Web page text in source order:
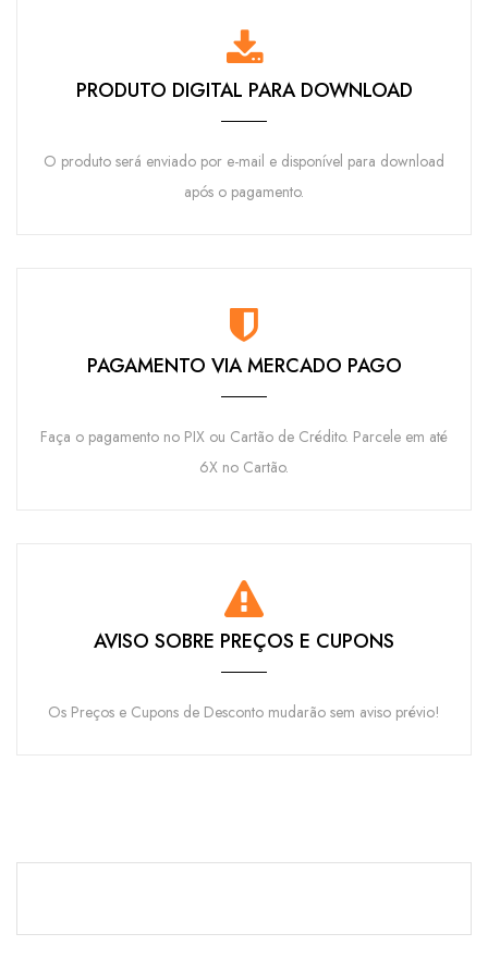
PRODUTO DIGITAL PARA DOWNLOAD
O produto será enviado por e-mail e disponível para download
após o pagamento.
PAGAMENTO VIA MERCADO PAGO
Faça o pagamento no PIX ou Cartão de Crédito. Parcele em até
6X no Cartão.
AVISO SOBRE PREÇOS E CUPONS
Os Preços e Cupons de Desconto mudarão sem aviso prévio!